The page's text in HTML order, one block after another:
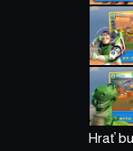
Hrať